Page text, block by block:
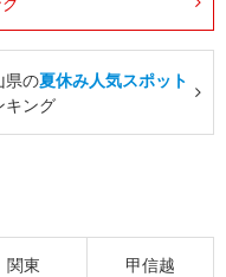
県の夏休み人気スポット
キング
関東 甲信越